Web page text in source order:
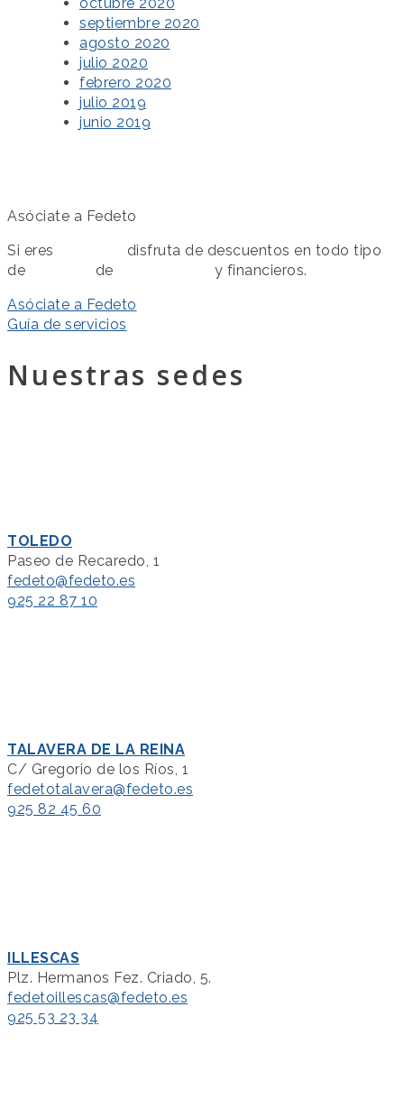
septiembre 2020
agosto 2020
julio 2020
febrero 2020
julio 2019
junio 2019
Asóciate a Fedeto
Si eres
disfruta de descuentos en todo tipo
de
de
y financieros.
Asóciate a Fedeto
Guía de servicios
Nuestras sedes
TOLEDO
Paseo de Recaredo, 1
fedeto@fedeto.es
925 22 87 10
TALAVERA DE LA REINA
C/ Gregorio de los Ríos, 1
fedetotalavera@fedeto.es
925 82 45 60
ILLESCAS
Plz. Hermanos Fez. Criado, 5.
fedetoillescas@fedeto.es
925 53 23 34